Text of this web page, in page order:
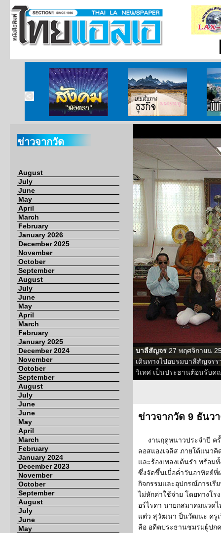
สังคมมังตรา บนเส้นทางธุรกิจ บั
ข่าวจากวัด
August
July
June
May
April
March
February
January 2026
December 2025
November
October
September
August
July
June
May
April
March
February
January 2025
December 2024
November
October
September
August
July
June
June
May
April
March
February
January 2024
December 2023
November
October
September
August
July
June
May
บาลีสัญจร 27 พฤศจิกายน
เดินทางไปอบรมบาลีสัญจร
วิเทศ เป็นประธานต้อนรับค
ข่าวจากวัด 9 ธันว
งานฤดูหนาวประจำปี ค
ลอสแองเจลิส ภายใต้แนว
และร้องเพลงเต้นรำ พร้อม
ซึ่งจัดขึ้นเมื่อค่ำวันอาทิตย์ที่
กิจกรรมและอุปกรณ์การเรี
ไม่หักค่าใช้จ่าย โดยทางโร
อร์ไรดา นายกสมาคมนวด
แต๋ว สุวัฒนา ปิ่นวัฒนะ ครู
ลือ อดีตประธานชมรมผู้ปก